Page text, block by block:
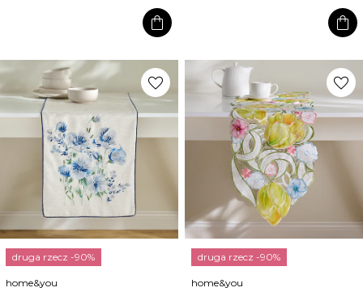
shopping_bag shopping_bag
favorite
druga rzecz -90%
home&you
favorite
druga rzecz -90%
home&you